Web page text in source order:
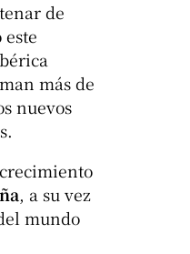
de
más de
nuevos
, a su vez
mundo